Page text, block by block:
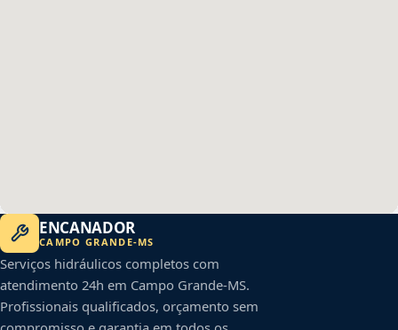
ENCANADOR
CAMPO GRANDE-MS
Serviços hidráulicos completos com
atendimento 24h em Campo Grande-MS.
Profissionais qualificados, orçamento sem